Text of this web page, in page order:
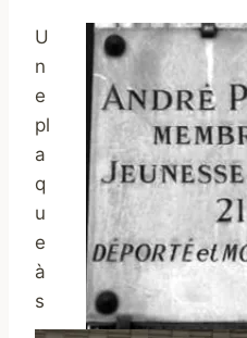
U
n
e
pl
a
q
u
e
à
s